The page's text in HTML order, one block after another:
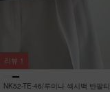
NK52-TE-46/루미나 섹시백 반팔티
리뷰 1